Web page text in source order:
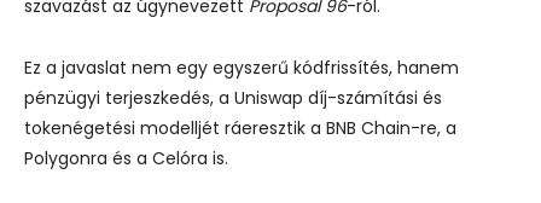
szavazást az úgynevezett Proposal 96-ról.
Ez a javaslat nem egy egyszerű kódfrissítés, hanem
pénzügyi terjeszkedés, a Uniswap díj-számítási és
tokenégetési modelljét ráeresztik a BNB Chain-re, a
Polygonra és a Celóra is.